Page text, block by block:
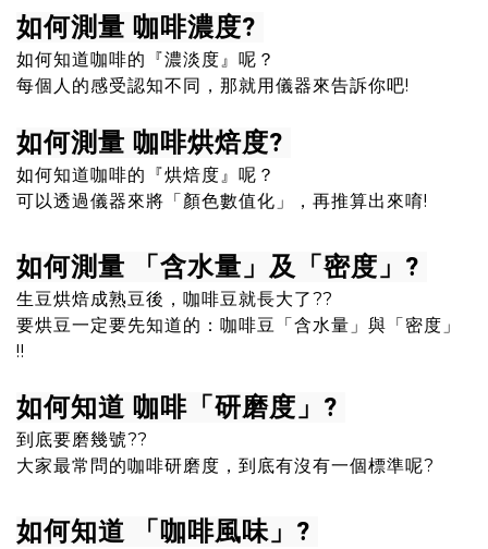
如何測量 咖啡濃度?
如何知道咖啡的『濃淡度』呢？
每個人的感受認知不同，那就用儀器來告訴你吧!
如何測量 咖啡烘焙度?
如何知道咖啡的『烘焙度』呢？
可以透過儀器來將「顏色數值化」，再推算出來唷!
如何測量 「含水量」及「密度」?
生豆烘焙成熟豆後，咖啡豆就長大了??
要烘豆一定要先知道的：咖啡豆「含水量」與 「密度 」
!!
如何知道 咖啡「研磨度」?
到底要磨幾號??
大家最常問的咖啡研磨度，到底有沒有一個標準呢?
如何知道 「 咖啡風味」?